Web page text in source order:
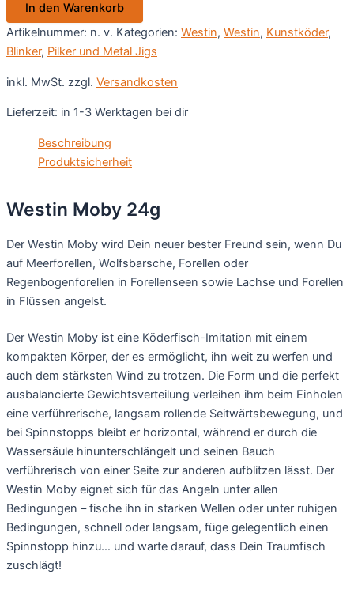
In den Warenkorb
Artikelnummer: n. v. Kategorien: Westin, Westin, Kunstköder,
Blinker, Pilker und Metal Jigs
inkl. MwSt. zzgl. Versandkosten
Lieferzeit: in 1-3 Werktagen bei dir
Beschreibung
Produktsicherheit
Westin Moby 24g
Der Westin Moby wird Dein neuer bester Freund sein, wenn Du
auf Meerforellen, Wolfsbarsche, Forellen oder
Regenbogenforellen in Forellenseen sowie Lachse und Forellen
in Flüssen angelst.
Der Westin Moby ist eine Köderfisch-Imitation mit einem
kompakten Körper, der es ermöglicht, ihn weit zu werfen und
auch dem stärksten Wind zu trotzen. Die Form und die perfekt
ausbalancierte Gewichtsverteilung verleihen ihm beim Einholen
eine verführerische, langsam rollende Seitwärtsbewegung, und
bei Spinnstopps bleibt er horizontal, während er durch die
Wassersäule hinunterschlängelt und seinen Bauch
verführerisch von einer Seite zur anderen aufblitzen lässt. Der
Westin Moby eignet sich für das Angeln unter allen
Bedingungen – fische ihn in starken Wellen oder unter ruhigen
Bedingungen, schnell oder langsam, füge gelegentlich einen
Spinnstopp hinzu… und warte darauf, dass Dein Traumfisch
zuschlägt!